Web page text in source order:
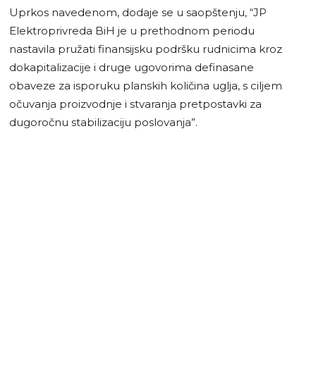
Uprkos navedenom, dodaje se u saopštenju, “JP
Elektroprivreda BiH je u prethodnom periodu
nastavila pružati finansijsku podršku rudnicima kroz
dokapitalizacije i druge ugovorima definasane
obaveze za isporuku planskih količina uglja, s ciljem
očuvanja proizvodnje i stvaranja pretpostavki za
dugoročnu stabilizaciju poslovanja”.